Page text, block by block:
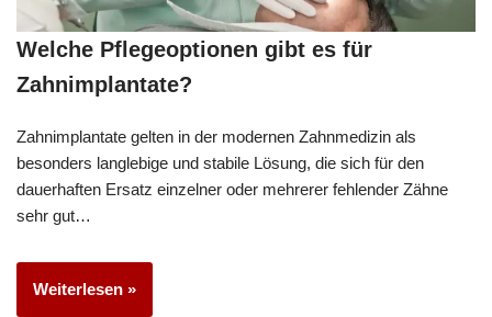
Welche Pflegeoptionen gibt es für
Zahnimplantate?
Zahnimplantate gelten in der modernen Zahnmedizin als
besonders langlebige und stabile Lösung, die sich für den
dauerhaften Ersatz einzelner oder mehrerer fehlender Zähne
sehr gut…
Weiterlesen »